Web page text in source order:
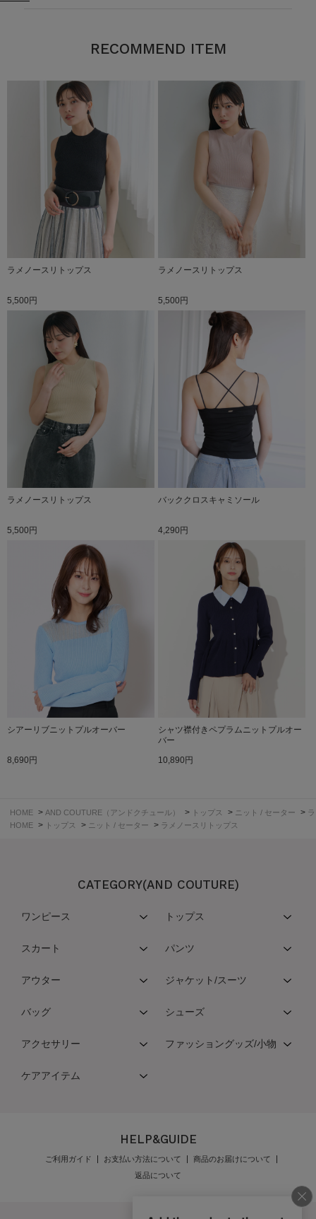
RECOMMEND ITEM
ラメノースリトップス
5,500円
ラメノースリトップス
5,500円
ラメノースリトップス
5,500円
バッククロスキャミソール
4,290円
シアーリブニットプルオーバー
8,690円
シャツ襟付きペプラムニットプルオー
バー
10,890円
HOME > AND COUTURE（アンドクチュール） > トップス > ニット / セーター >
HOME > トップス > ニット / セーター > ラメノースリトップス
CATEGORY(AND COUTURE)
ワンピース トップス
スカート パンツ
アウター ジャケット/スーツ
バッグ シューズ
アクセサリー ファッショングッズ/小物
ケアアイテム
HELP&GUIDE
ご利用ガイド お支払い方法について
商品のお届けについて
返品について